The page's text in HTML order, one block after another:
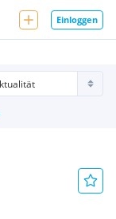
Einloggen